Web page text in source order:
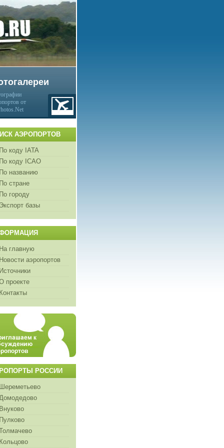
от
АЭРОПОРТОВ
По коду IATA
По коду ICAO
По названию
По стране
По городу
Экспорт базы
На главную
Новости аэропортов
Источники
проекте
Контакты
РОССИИ
Шереметьево
Внуково
Пулково
Кольцово